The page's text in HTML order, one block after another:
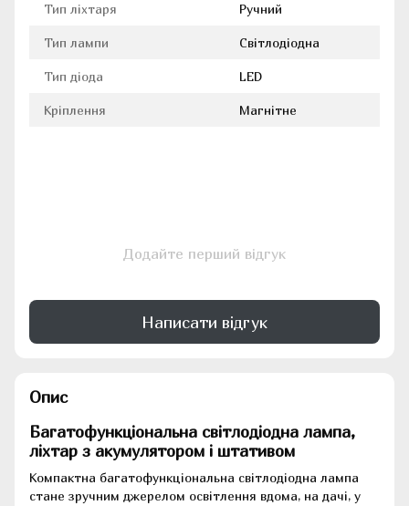
Тип ліхтаря Ручний
Тип лампи Світлодіодна
Тип діода LED
Кріплення Магнітне
Додайте перший відгук
Написати відгук
Опис
Багатофункціональна світлодіодна лампа,
ліхтар з акумулятором і штативом
Компактна багатофункціональна світлодіодна лампа
стане зручним джерелом освітлення вдома, на дачі, у